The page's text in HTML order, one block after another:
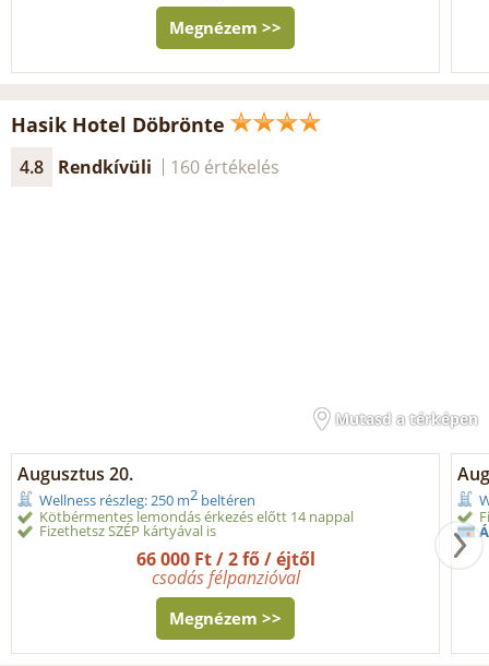
Megnézem >>
Hasik Hotel Döbrönte
4.8 Rendkívüli 160 értékelés
Mutasd a térképen
Augusztus 20.
Wellness részleg: 250 m2 beltéren
Kötbérmentes lemondás érkezés előtt 14 nappal
Fizethetsz SZÉP kártyával is
66 000 Ft / 2 fő / éjtől
csodás félpanzióval
Megnézem >>